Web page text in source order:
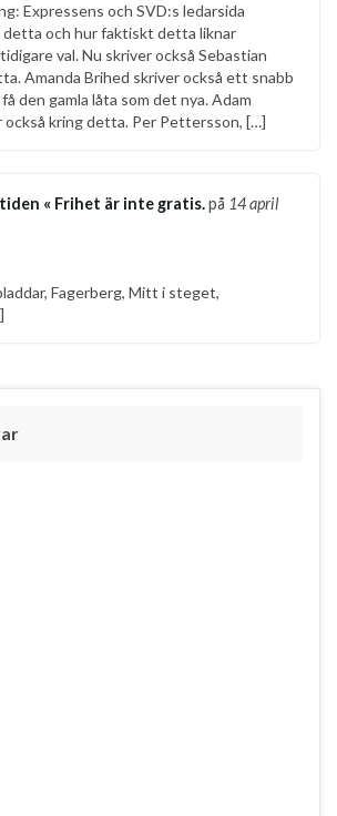
Expressens och SVD:s ledarsida
detta och hur faktiskt detta liknar
val. Nu skriver också Sebastian
Amanda Brihed skriver också ett snabb
den gamla låta som det nya. Adam
också kring detta. Per Pettersson, […]
« Frihet är inte gratis.på 14 april
Fagerberg, Mitt i steget,